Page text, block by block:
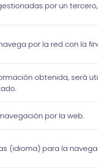
por un
por la red con la
obtenida, será
por la web.
(idioma) para la